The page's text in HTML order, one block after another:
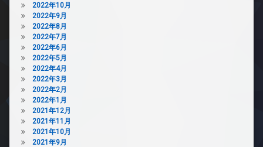
2022年10月
2022年9月
2022年8月
2022年7月
2022年6月
2022年5月
2022年4月
2022年3月
2022年2月
2022年1月
2021年12月
2021年11月
2021年10月
2021年9月